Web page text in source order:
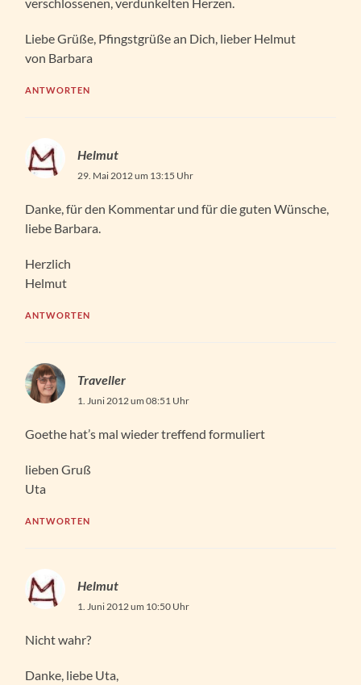
Liebe Grüße, Pfingstgrüße an Dich, lieber Helmut
von Barbara
ANTWORTEN
Helmut
29. Mai 2012 um 13:15 Uhr
Danke, für den Kommentar und für die guten Wünsche,
liebe Barbara.
Herzlich
Helmut
ANTWORTEN
Traveller
1. Juni 2012 um 08:51 Uhr
Goethe hat’s mal wieder treffend formuliert
lieben Gruß
Uta
ANTWORTEN
Helmut
1. Juni 2012 um 10:50 Uhr
Nicht wahr?
Danke, liebe Uta,